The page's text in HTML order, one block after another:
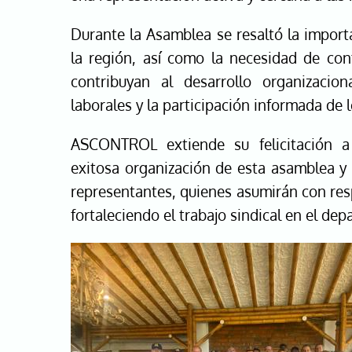
Durante la Asamblea se resaltó la
la región, así como la necesidad de
contribuyan al desarrollo
laborales y la participación informada de
ASCONTROL extiende su
exitosa organización de esta asamblea
representantes, quienes asumirán con
fortaleciendo el trabajo sindical en el
Image